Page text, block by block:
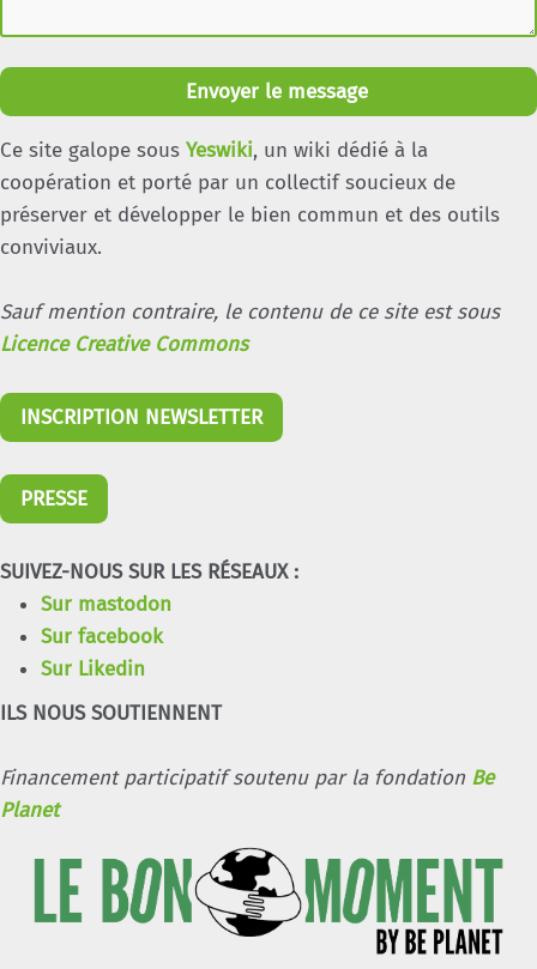
Envoyer le message
Ce site galope sous Yeswiki, un wiki dédié à la
coopération et porté par un collectif soucieux de
préserver et développer le bien commun et des outils
conviviaux.
Sauf mention contraire, le contenu de ce site est sous
Licence Creative Commons
INSCRIPTION NEWSLETTER
PRESSE
SUIVEZ-NOUS SUR LES RÉSEAUX :
Sur mastodon
Sur facebook
Sur Likedin
ILS NOUS SOUTIENNENT
Financement participatif soutenu par la fondation Be
Planet